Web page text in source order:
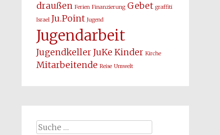
draußen Ferien Finanzierung Gebet graffiti
Israel Ju.Point Jugend
Jugendarbeit
Jugendkeller JuKe Kinder Kirche
Mitarbeitende Reise Umwelt
Suche